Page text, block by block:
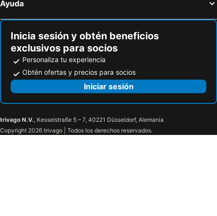
Ayuda
Inicia sesión y obtén beneficios
exclusivos para socios
Personaliza tu experiencia
Obtén ofertas y precios para socios
Iniciar sesión
trivago N.V., Kesselstraße 5 – 7, 40221 Düsseldorf, Alemania
Copyright 2026 trivago | Todos los derechos reservados.